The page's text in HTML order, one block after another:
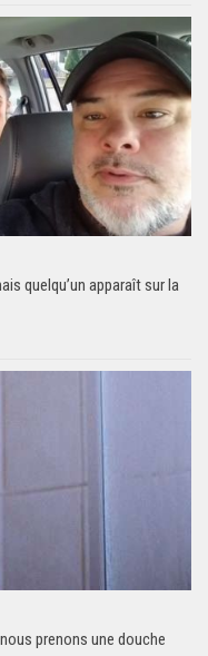
quelqu’un apparaît sur la
prenons une douche